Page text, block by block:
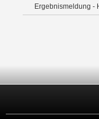
Ergebnismeldung -